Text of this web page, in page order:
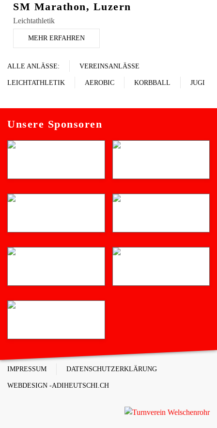
SM Marathon, Luzern
Leichtathletik
MEHR ERFAHREN
ALLE ANLÄSSE: VEREINSANLÄSSE
LEICHTATHLETIK AEROBIC KORBBALL JUGI
Unsere Sponsoren
IMPRESSUM DATENSCHUTZERKLÄRUNG
WEBDESIGN -ADIHEUTSCHI.CH